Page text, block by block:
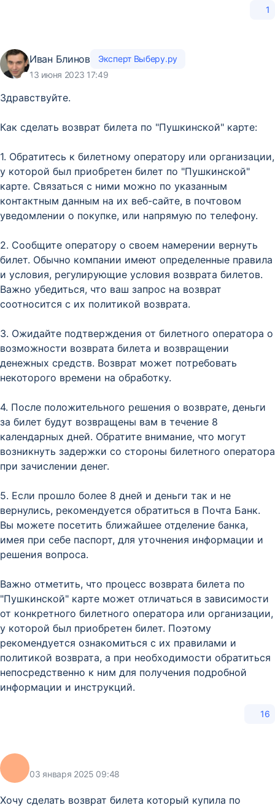
1
Иван Блинов
Эксперт Выберу.ру
13 июня 2023 17:49
Здравствуйте.
Как сделать возврат билета по "Пушкинской" карте:
1. Обратитесь к билетному оператору или организации,
у которой был приобретен билет по "Пушкинской"
карте. Связаться с ними можно по указанным
контактным данным на их веб-сайте, в почтовом
уведомлении о покупке, или напрямую по телефону.
2. Сообщите оператору о своем намерении вернуть
билет. Обычно компании имеют определенные правила
и условия, регулирующие условия возврата билетов.
Важно убедиться, что ваш запрос на возврат
соотносится с их политикой возврата.
3. Ожидайте подтверждения от билетного оператора о
возможности возврата билета и возвращении
денежных средств. Возврат может потребовать
некоторого времени на обработку.
4. После положительного решения о возврате, деньги
за билет будут возвращены вам в течение 8
календарных дней. Обратите внимание, что могут
возникнуть задержки со стороны билетного оператора
при зачислении денег.
5. Если прошло более 8 дней и деньги так и не
вернулись, рекомендуется обратиться в Почта Банк.
Вы можете посетить ближайшее отделение банка,
имея при себе паспорт, для уточнения информации и
решения вопроса.
Важно отметить, что процесс возврата билета по
"Пушкинской" карте может отличаться в зависимости
от конкретного билетного оператора или организации,
у которой был приобретен билет. Поэтому
рекомендуется ознакомиться с их правилами и
политикой возврата, а при необходимости обратиться
непосредственно к ним для получения подробной
информации и инструкций.
16
03 января 2025 09:48
Хочу сделать возврат билета который купила по